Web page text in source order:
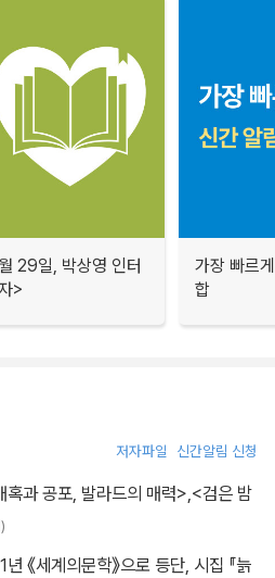
29일, 박상영 인터
>
가장 빠르
합
저자파일 신간알림 신청
혹과 공포, 발라드의 매력>,<검은 밤
《세계의문학》으로 등단, 시집 『늙